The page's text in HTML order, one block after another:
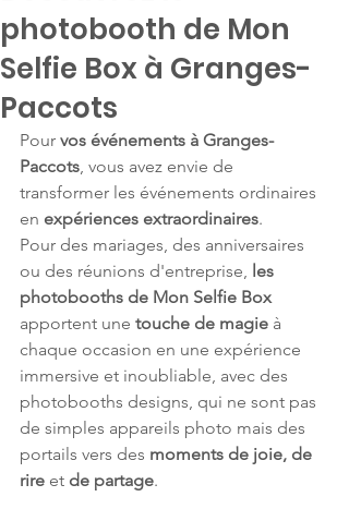
photobooth de Mon
Selfie Box à Granges-
Paccots
Pour vos événements à Granges-
Paccots, vous avez envie de
transformer les événements ordinaires
en expériences extraordinaires.
Pour des mariages, des anniversaires
ou des réunions d'entreprise, les
photobooths de Mon Selfie Box
apportent une touche de magie à
chaque occasion en une expérience
immersive et inoubliable, avec des
photobooths designs, qui ne sont pas
de simples appareils photo mais des
portails vers des moments de joie, de
rire et de partage.